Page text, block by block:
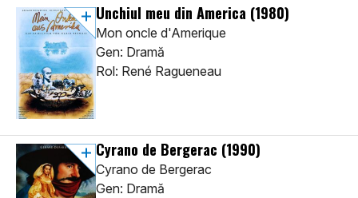
Unchiul meu din America (1980)
Mon oncle d'Amerique
Gen: Dramă
Rol: René Ragueneau
Cyrano de Bergerac (1990)
Cyrano de Bergerac
Gen: Dramă